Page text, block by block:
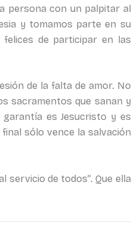
persona con un palpitar al
y tomamos parte en su
de participar en las
de la falta de amor. No
sacramentos que sanan y
es Jesucristo y es
sólo vence la salvación
servicio de todos”. Que ella